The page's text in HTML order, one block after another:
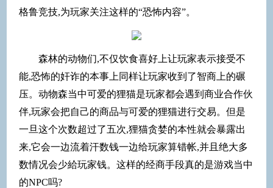
格鲁竞技,为玩家关注这样的“恐怖内容”。
森林的动物们,不仅饮食喜好上让玩家表示接受不
能,恐怖的奸诈的本事上同样让玩家收到了智商上的碾
压。动物森当中可爱的狸猫是玩家都会遇到商业合作伙
伴,玩家会把自己的商品与可爱的狸猫进行交易。但是
一旦这个次数超过了五次,狸猫贪婪的本性就会暴露出
来,它会一边流着汗数钱一边给玩家算错帐,并且绝大多
数情况会少給玩家钱。这样的经商手段真的是游戏当中
的NPC吗?